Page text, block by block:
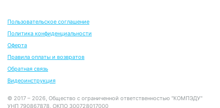
Пользовательское соглашение
Политика конфиденциальности
Оферта
Правила оплаты и возвратов
Обратная связь
Видеоинструкция
© 2017 – 2026, Общество с ограниченной ответственностью "КОМПЭДУ"
УНП 790867878, ОКПО 300728017000